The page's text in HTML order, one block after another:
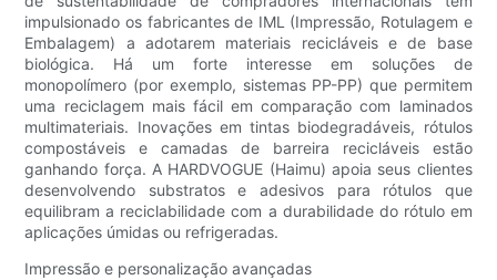
impulsionado os fabricantes de IML (Impressão, Rotulagem e
Embalagem) a adotarem materiais recicláveis ​​e de base
biológica. Há um forte interesse em soluções de
monopolímero (por exemplo, sistemas PP-PP) que permitem
uma reciclagem mais fácil em comparação com laminados
multimateriais. Inovações em tintas biodegradáveis, rótulos
compostáveis ​​e camadas de barreira recicláveis ​​estão
ganhando força. A HARDVOGUE (Haimu) apoia seus clientes
desenvolvendo substratos e adesivos para rótulos que
equilibram a reciclabilidade com a durabilidade do rótulo em
aplicações úmidas ou refrigeradas.
Impressão e personalização avançadas